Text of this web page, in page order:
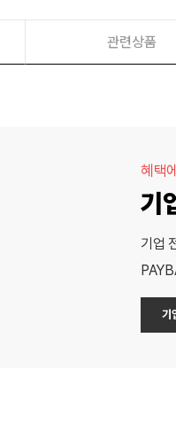
관련상품
혜택
기
기업
기